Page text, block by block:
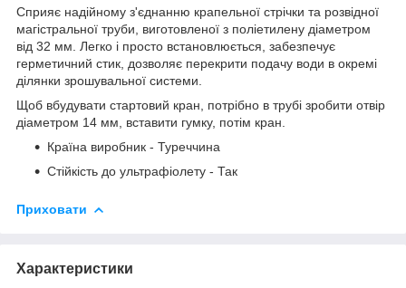
Сприяє надійному з'єднанню крапельної стрічки та розвідної
магістральної труби, виготовленої з поліетилену діаметром
від 32 мм. Легко і просто встановлюється, забезпечує
герметичний стик, дозволяє перекрити подачу води в окремі
ділянки зрошувальної системи.
Щоб вбудувати стартовий кран, потрібно в трубі зробити отвір
діаметром 14 мм, вставити гумку, потім кран.
Країна виробник - Туреччина
Стійкість до ультрафіолету - Так
Приховати
Характеристики